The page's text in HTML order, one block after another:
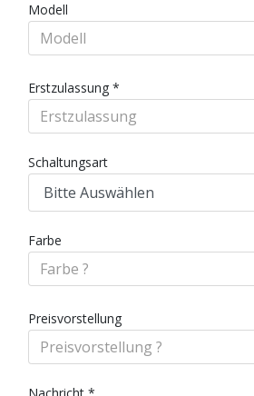
Modell
Erstzulassung *
Schaltungsart
Farbe
Preisvorstellung